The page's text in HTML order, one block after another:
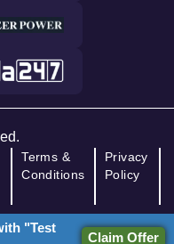
Terms &
Conditions
Privacy
Policy
"Test
Claim Offer